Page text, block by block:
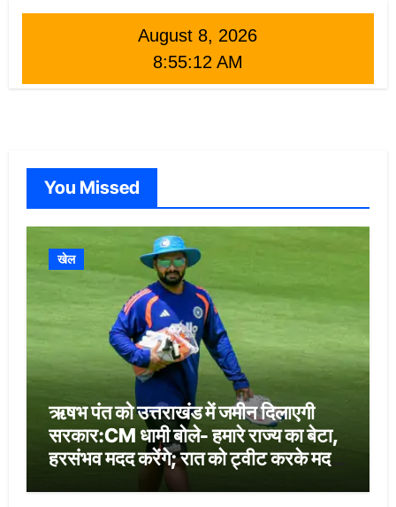
August 8, 2026
8:55:14 AM
You Missed
खेल
ऋषभ पंत को उत्तराखंड में जमीन दिलाएगी
सरकार:CM धामी बोले- हमारे राज्य का बेटा,
हरसंभव मदद करेंगे; रात को ट्वीट करके मदद